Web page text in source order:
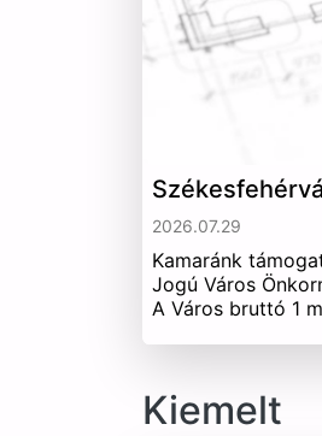
2026.07.29
Kamaránk
Jogú Város
A Város bruttó 1
Kiemelt